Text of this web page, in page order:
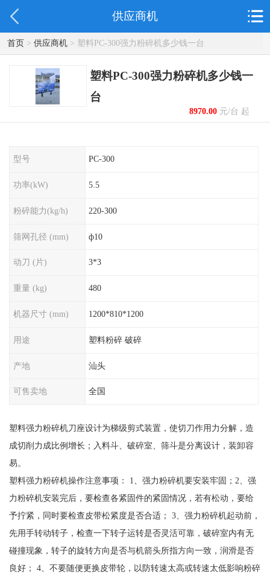
供应商机
首页> 供应商机> 塑料PC-300强力粉碎机多少钱一台
塑料PC-300强力粉碎机多少钱一
台
8970.00元/台 起
型号 PC-300
功率(kW) 5.5
粉碎能力(kg/h) 220-300
筛网孔径 (mm) ф10
动刀 (片) 3*3
重量 (kg) 480
机器尺寸 (mm) 1200*810*1200
用途 塑料粉碎 破碎
产地 汕头
可售卖地 全国
塑料强力粉碎机刀座设计为梯级剪式装置，使切刀作用力分解，造
成切削力成比例增长；入料斗、破碎室、筛斗是分离设计，装卸容
易。
塑料强力粉碎机操作注意事项： 1、强力粉碎机要安装牢固；2、强
力粉碎机安装完后，要检查各紧固件的紧固情况，若有松动，要给
予拧紧，同时要检查皮带松紧度是否合适； 3、强力粉碎机起动前，
先用手转动转子，检查一下转子运转是否灵活可靠，破碎室内有无
碰撞现象，转子的旋转方向是否与机箭头所指方向一致，润滑是否
良好； 4、不要随便更换皮带轮，以防转速太高或转速太低影响粉碎